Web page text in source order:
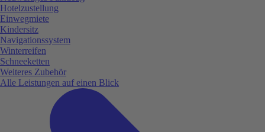
Hotelzustellung
Einwegmiete
Kindersitz
Navigationssystem
Winterreifen
Schneeketten
Weiteres Zubehör
Alle Leistungen auf einen Blick